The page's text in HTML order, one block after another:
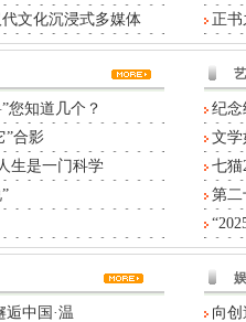
文化沉浸式多媒体
正
您知道几个？
”合影
生是一门科学
纪念
文学
七猫
第二
逅中国·温
向